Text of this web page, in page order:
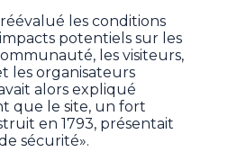
réévalué les conditions
potentiels sur les
les visiteurs,
les organisateurs
alors expliqué
que le site, un fort
en 1793, présentait
sécurité».